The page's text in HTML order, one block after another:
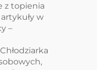
20L
z topienia
w
–